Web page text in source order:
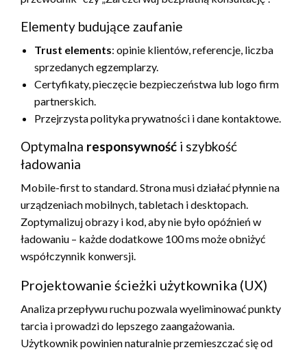
Elementy budujące zaufanie
Trust elements: opinie klientów, referencje, liczba
sprzedanych egzemplarzy.
Certyfikaty, pieczęcie bezpieczeństwa lub logo firm
partnerskich.
Przejrzysta polityka prywatności i dane kontaktowe.
Optymalna responsywność i szybkość
ładowania
Mobile-first to standard. Strona musi działać płynnie na
urządzeniach mobilnych, tabletach i desktopach.
Zoptymalizuj obrazy i kod, aby nie było opóźnień w
ładowaniu – każde dodatkowe 100 ms może obniżyć
współczynnik konwersji.
Projektowanie ścieżki użytkownika (UX)
Analiza przepływu ruchu pozwala wyeliminować punkty
tarcia i prowadzi do lepszego zaangażowania.
Użytkownik powinien naturalnie przemieszczać się od